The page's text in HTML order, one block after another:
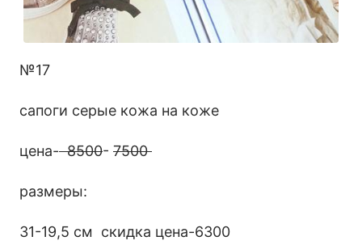
№17
сапоги серые кожа на коже
цена- 8500- 7500
размеры:
31-19,5 см скидка цена-6300